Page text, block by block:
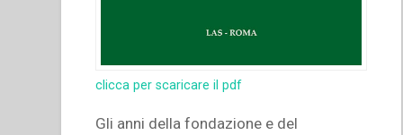
clicca per scaricare il pdf
Gli anni della fondazione e del